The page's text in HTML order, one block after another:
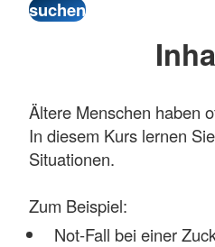
Ältere Menschen haben
In diesem Kurs lernen
Situationen.
Zum Beispiel:
Not-Fall bei einer